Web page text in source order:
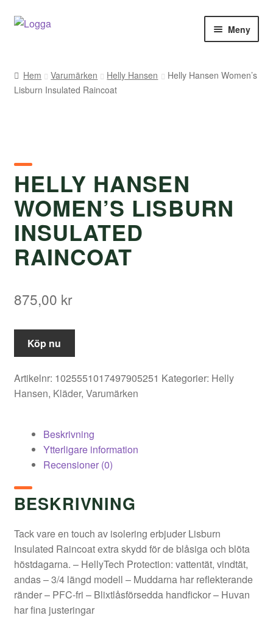
Hoppa
Hoppa
Meny
Kontakt
Varumärken
Väljare
Hem Varumärken Helly Hansen
Helly Hansen Women’s
Lisburn Insulated Raincoat
HELLY HANSEN
WOMEN’S LISBURN
INSULATED
RAINCOAT
875,00 kr
Köp nu
Artikelnr: 1025551017497905251 Kategorier: Helly
Hansen, Kläder, Varumärken
Beskrivning
Ytterligare information
Recensioner (0)
BESKRIVNING
Tack vare en touch av isolering erbjuder Lisburn
Insulated Raincoat extra skydd för de blåsiga och blöta
höstdagarna. – HellyTech Protection: vattentät, vindtät,
andas – 3/4 längd modell – Muddarna har reflekterande
ränder – PFC-fri – Blixtlåsförsedda handfickor – Huvan
har fina justeringar